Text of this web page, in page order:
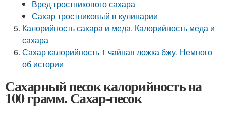
Вред тростникового сахара
Сахар тростниковый в кулинарии
Калорийность сахара и меда. Калорийность меда и
сахара
Сахар калорийность 1 чайная ложка бжу. Немного
об истории
Сахарный песок калорийность на
100 грамм. Сахар-песок